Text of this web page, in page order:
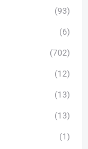
(93)
(6)
(702)
(12)
(13)
(13)
(1)